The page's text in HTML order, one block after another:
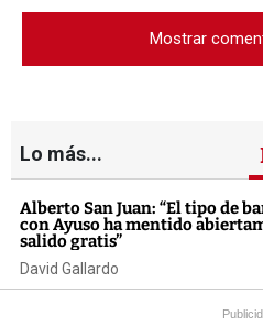
Mostrar
Lo más...
Alberto San Juan: “El tipo de
con Ayuso ha mentido
salido gratis”
David Gallardo